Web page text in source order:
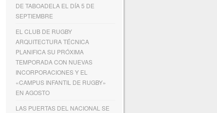
DE TABOADELA EL DÍA 5 DE
SEPTIEMBRE
EL CLUB DE RUGBY
ARQUITECTURA TÉCNICA
PLANIFICA SU PRÓXIMA
TEMPORADA CON NUEVAS
INCORPORACIONES Y EL
«CAMPUS INFANTIL DE RUGBY»
EN AGOSTO
LAS PUERTAS DEL NACIONAL SE